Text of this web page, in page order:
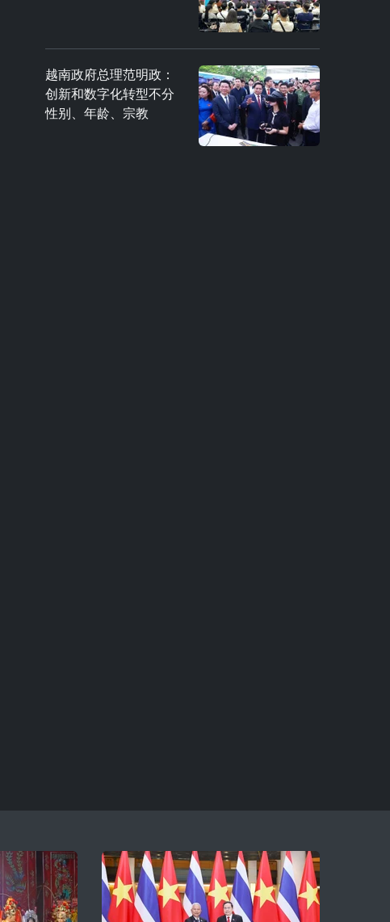
越南政府总理范明政：
创新和数字化转型不分
性别、年龄、宗教